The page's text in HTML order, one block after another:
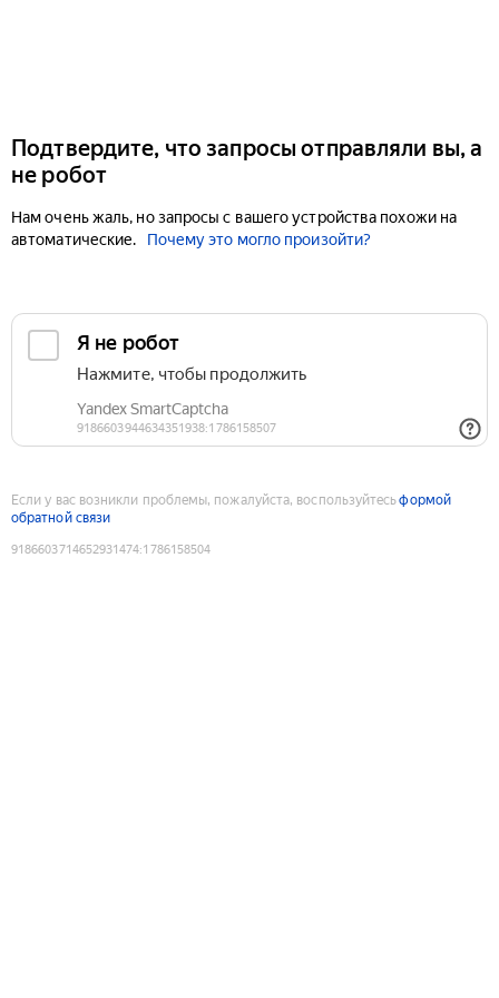
Подтвердите, что запросы отправляли вы, а
не робот
Нам очень жаль, но запросы с вашего устройства похожи на
автоматические.
Почему это могло произойти?
Если у вас возникли проблемы, пожалуйста, воспользуйтесьформой
обратной связи
9186603714652931474:1786158504